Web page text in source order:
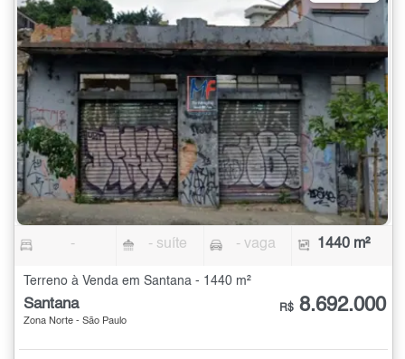
- - suíte - vaga 1440 m²
Terreno à Venda em Santana - 1440 m²
Santana
Zona Norte - São Paulo
R$ 8.692.000